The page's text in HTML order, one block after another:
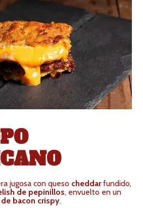
jugosa con queso cheddarfundido,
de pepinillos, envuelto en un
bacon crispy.